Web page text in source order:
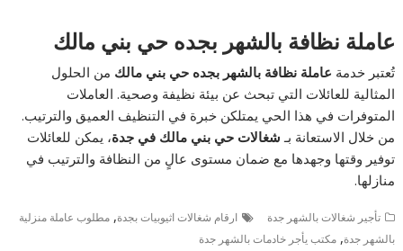
عاملة نظافة بالشهر بجده حي بني مالك
تُعتبر خدمة عاملة نظافة بالشهر بجده حي بني مالك من الحلول
المثالية للعائلات التي تبحث عن بيئة نظيفة وصحية. العاملات
المتوفرات في هذا الحي يمتلكن خبرة في التنظيف العميق والترتيب.
من خلال الاستعانة بـ شغالات حي بني مالك في جدة، يمكن للعائلات
توفير وقتها وجهدها مع ضمان مستوى عالٍ من النظافة والترتيب في
منازلها.
تأجير شغالات بالشهر جدة ارقام شغالات اثيوبيات بجدة,مطلوب عاملة منزلية
بالشهر جدة,مكتب يأجر خادمات بالشهر جدة